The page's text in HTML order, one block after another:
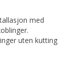
med
uten kutting